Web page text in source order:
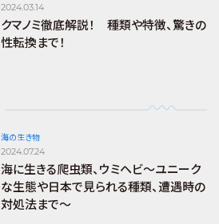
2024.03.14
クマノミ徹底解説！ 種類や特徴、驚きの
性転換まで！
海の生き物
2024.07.24
海に生きる爬虫類、ウミヘビ～ユニーク
な生態や日本で見られる種類、遭遇時の
対処法まで～